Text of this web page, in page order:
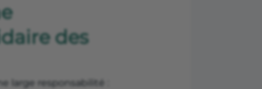
des
large responsabilité :